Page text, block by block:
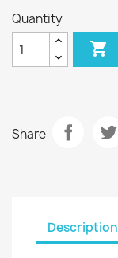
Quantity

Share
Description